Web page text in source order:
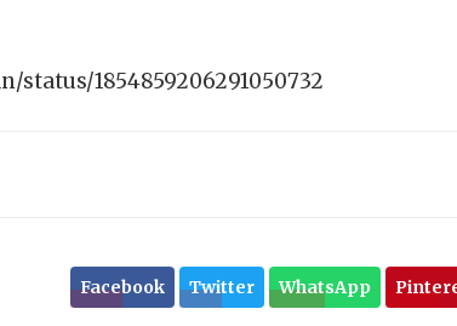
1854859206291050732
Facebook Twitter WhatsApp